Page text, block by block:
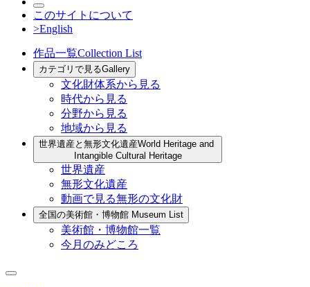
このサイトについて
>English
作品一覧Collection List
カテゴリで見るGallery
文化財体系から見る
時代から見る
分野から見る
地域から見る
世界遺産と無形文化遺産World Heritage and
Intangible Cultural Heritage
世界遺産
無形文化遺産
動画で見る無形の文化財
全国の美術館・博物館 Museum List
美術館・博物館一覧
今月のみどころ